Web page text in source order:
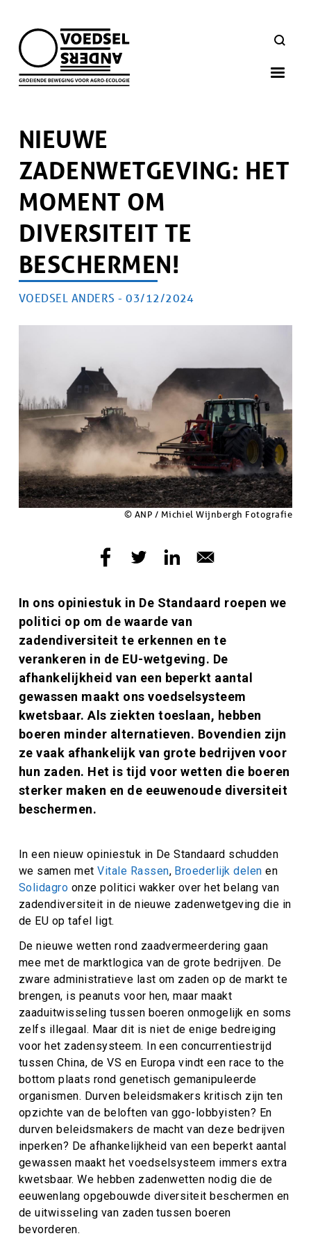
main
navigation
ZOEKEN
NIEUWE
ZADENWETGEVING: HET
MOMENT OM
DIVERSITEIT TE
BESCHERMEN!
Artikel
AUTEUR
VOEDSEL ANDERS - PUBLICATIEDATUM
03/12/2024
© ANP / Michiel Wijnbergh Fotografie
Inleiding
In ons opiniestuk in De Standaard roepen we
politici op om de waarde van
zadendiversiteit te erkennen en te
verankeren in de EU-wetgeving. De
afhankelijkheid van een beperkt aantal
gewassen maakt ons voedselsysteem
kwetsbaar. Als ziekten toeslaan, hebben
boeren minder alternatieven. Bovendien zijn
ze vaak afhankelijk van grote bedrijven voor
hun zaden. Het is tijd voor wetten die boeren
sterker maken en de eeuwenoude diversiteit
beschermen.
In een nieuw opiniestuk in De Standaard schudden
we samen metVitale Rassen, Broederlijk delen en
Solidagro onze politici wakker over het belang van
zadendiversiteit in de nieuwe zadenwetgeving die in
de EU op tafel ligt.
De nieuwe wetten rond zaadvermeerdering gaan
mee met de marktlogica van de grote bedrijven. De
zware administratieve last om zaden op de markt te
brengen, is peanuts voor hen, maar maakt
zaaduitwisseling tussen boeren onmogelijk en soms
zelfs illegaal. Maar dit is niet de enige bedreiging
voor het zadensysteem. In een concurrentiestrijd
tussen China, de VS en Europa vindt een race to the
bottom plaats rond genetisch gemanipuleerde
organismen. Durven beleidsmakers kritisch zijn ten
opzichte van de beloften van ggo-lobbyisten? En
durven beleidsmakers de macht van deze bedrijven
inperken? De afhankelijkheid van een beperkt aantal
gewassen maakt het voedselsysteem immers extra
kwetsbaar. We hebben zadenwetten nodig die de
eeuwenlang opgebouwde diversiteit beschermen en
de uitwisseling van zaden tussen boeren
bevorderen.